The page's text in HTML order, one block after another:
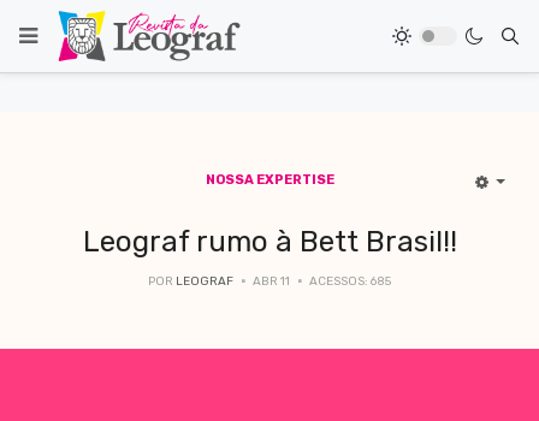
NOSSA EXPERTISE
Leograf rumo à Bett Brasil!!
POR LEOGRAF ABR 11 ACESSOS: 685